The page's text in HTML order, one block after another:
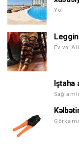
Yol
Ev və
Iştaha